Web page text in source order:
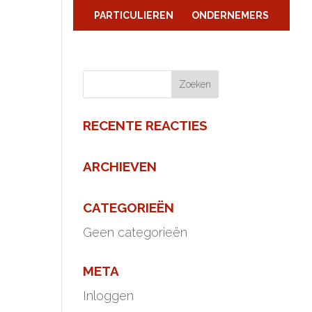
PARTICULIEREN ONDERNEMERS
RECENTE REACTIES
ARCHIEVEN
CATEGORIEËN
Geen categorieën
META
Inloggen